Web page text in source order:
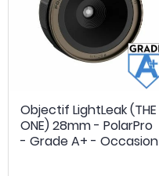
Objectif LightLeak (THE
ONE) 28mm - PolarPro
- Grade A+ - Occasion